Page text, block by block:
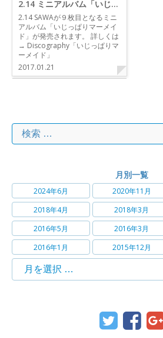
2.14 ミニアルバム「いじっぱりマーメイド」発売
2.14 SAWAが９枚目となるミニ
アルバム「いじっぱりマーメイ
ド」が発売されます。 詳しくは
→ Discography「いじっぱりマ
ーメイド」
2017.01.21
月別一覧
2024年6月 2020年11月
2018年4月
2018年3月
2016年5月
2016年3月
2016年1月
2015年12月